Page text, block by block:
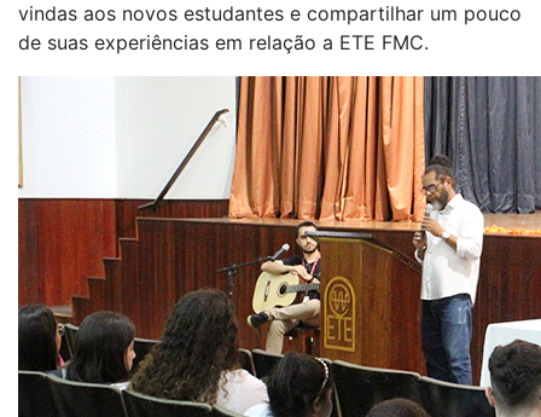
vindas aos novos estudantes e compartilhar um pouco
de suas experiências em relação a ETE FMC.